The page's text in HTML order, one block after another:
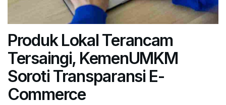
Produk Lokal Terancam
Tersaingi, KemenUMKM
Soroti Transparansi E-
Commerce